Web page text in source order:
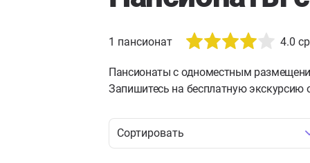
1 пансионат 4.0
Пансионаты с одноместным
Запишитесь на бесплатную экскурсию
Сортировать